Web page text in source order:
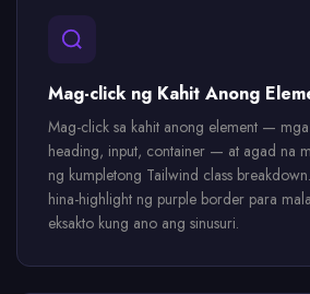
Mag-click ng Kahit Anong
Mag-click sa kahit anong element —
heading, input, container — at agad na
ng kumpletong Tailwind class
hina-highlight ng purple border para
eksakto kung ano ang sinusuri.